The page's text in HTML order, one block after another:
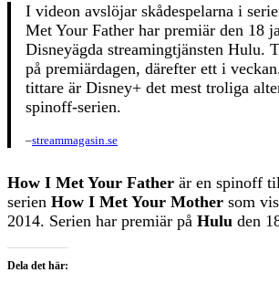
I videon avslöjar skådespelarna i
Met Your Father har premiär den 18
Disneyägda streamingtjänsten Hulu.
på premiärdagen, därefter ett i
tittare är Disney+ det mest troliga
spinoff-serien.
–streammagasin.se
How I Met Your Father är en spinoff
serien How I Met Your Mother som
2014. Serien har premiär på Hulu den
Dela det här: